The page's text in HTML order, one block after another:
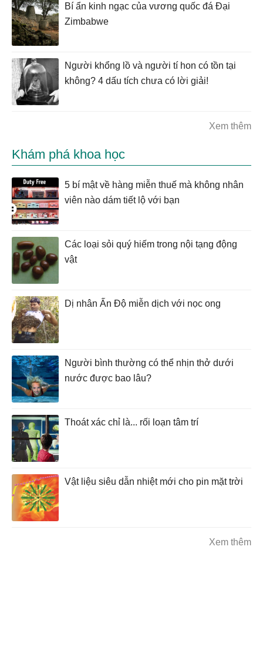
Bí ẩn kinh ngạc của vương quốc đá Đại
Zimbabwe
Người khổng lồ và người tí hon có tồn tại
không? 4 dấu tích chưa có lời giải!
Xem thêm
Khám phá khoa học
5 bí mật về hàng miễn thuế mà không nhân
viên nào dám tiết lộ với bạn
Các loại sỏi quý hiếm trong nội tạng động
vật
Dị nhân Ấn Độ miễn dịch với nọc ong
Người bình thường có thể nhịn thở dưới
nước được bao lâu?
Thoát xác chỉ là... rối loạn tâm trí
Vật liệu siêu dẫn nhiệt mới cho pin mặt trời
Xem thêm